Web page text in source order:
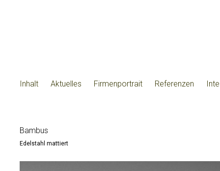
Inhalt Aktuelles Firmenportrait Referenzen
Bambus
Edelstahl mattiert